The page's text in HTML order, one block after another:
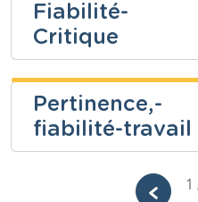
Niveau
Secondaire
Cours
Histoire
Année
Secondaire – Première
Tags
Fiabilité-
Critique
Frédéric Cools
Niveau
Pertinence,-
fiabilité-travail
1